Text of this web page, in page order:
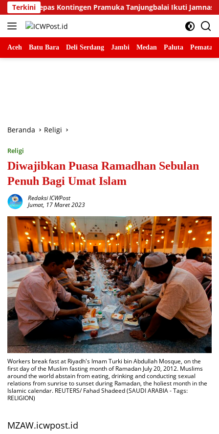
Langsung
ke
konten
Terkini
Kontingen Pramuka Tanjungbalai Ikuti Jamnas XII di Cibubur
Aceh Batu Bara Deli Serdang Jambi Medan Paluta
Beranda Religi
Religi
Diwajibkan Puasa Ramadhan Sebulan
Penuh Bagi Umat Islam
Redaksi ICWPost
Jumat, 17 Maret 2023
Workers break fast at Riyadh's Imam Turki bin Abdullah Mosque, on the
first day of the Muslim fasting month of Ramadan July 20, 2012. Muslims
around the world abstain from eating, drinking and conducting sexual
relations from sunrise to sunset during Ramadan, the holiest month in the
Islamic calendar. REUTERS/ Fahad Shadeed (SAUDI ARABIA - Tags:
RELIGION)
MZAW.icwpost.id